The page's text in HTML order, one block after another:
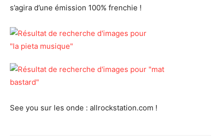
s’agira d’une émission 100% frenchie !
See you sur les onde : allrockstation.com !